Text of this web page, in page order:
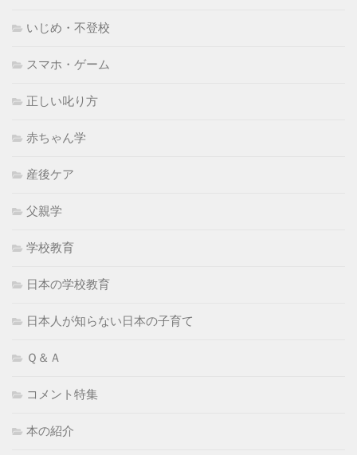
いじめ・不登校
スマホ・ゲーム
正しい叱り方
赤ちゃん学
産後ケア
父親学
学校教育
日本の学校教育
日本人が知らない日本の子育て
Ｑ＆Ａ
コメント特集
本の紹介